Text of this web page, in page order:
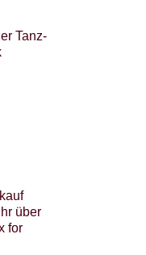
Tanz-
über
for